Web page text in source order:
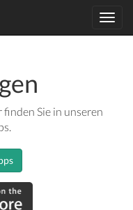
Sie in unseren